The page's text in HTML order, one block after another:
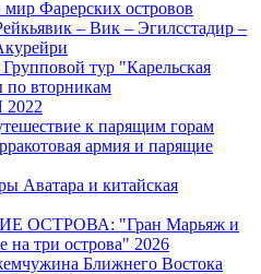
мир Фарерских островов
– Вик – Эгилсстадир –
тур "Карельская
по вторникам
к парящим горам
армия и парящие
Аватара и китайская
ОСТРОВА: "Гран Марьяж и
на три острова" 2026
Ближнего Востока